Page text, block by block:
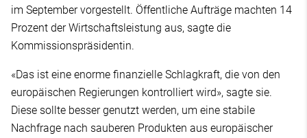
im September vorgestellt. Öffentliche Aufträge machten 14
Prozent der Wirtschaftsleistung aus, sagte die
Kommissionspräsidentin.
«Das ist eine enorme finanzielle Schlagkraft, die von den
europäischen Regierungen kontrolliert wird», sagte sie.
Diese sollte besser genutzt werden, um eine stabile
Nachfrage nach sauberen Produkten aus europäischer